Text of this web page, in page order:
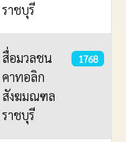
ราชบุรี
สื่อมวลชน
คาทอลิก
สังฆมณฑล
ราชบุรี
1768